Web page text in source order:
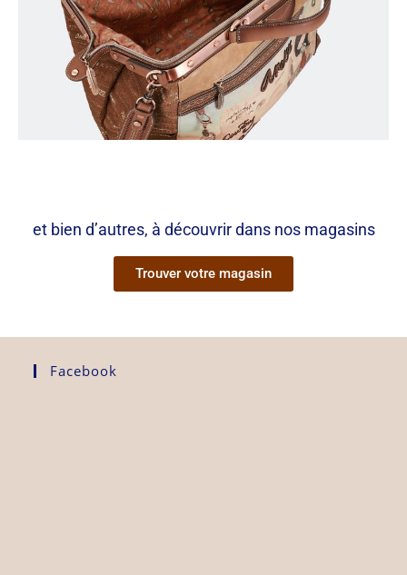
et bien d’autres, à découvrir dans nos magasins
Trouver votre magasin
Facebook